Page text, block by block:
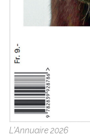
L'Annuaire 2026